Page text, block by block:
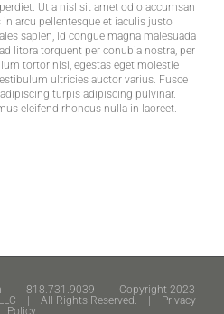
Ut a nisl sit amet odio accumsan
in arcu pellentesque et iaculis justo
sapien, id congue magna malesuada
litora torquent per conubia nostra, per
tortor nisi, egestas eget molestie
ultricies auctor varius. Fusce
turpis adipiscing pulvinar.
eleifend rhoncus nulla in laoreet.
| 818.731.9039 Copyright 2023
LLC | All Rights Reserved. |
Privacy
Policy